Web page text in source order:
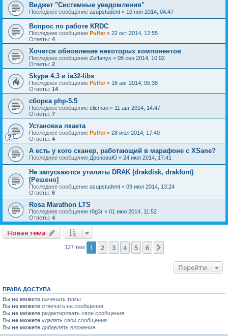
Виджет "Системные уведомления"
Последнее сообщение asupstudent « 10 ноя 2014, 04:47
Вопрос по работе KRDC
Последнее сообщение Pulfer« 22 окт 2014, 12:55
Ответы: 4
Хочется обновление некоторых компонентов
Последнее сообщение Zeffanyx « 08 сен 2014, 10:02
Ответы: 2
Skype 4.3 и ia32-libs
Последнее сообщение Pulfer« 16 авг 2014, 05:38
Ответы: 14
сборка php-5.5
Последнее сообщение clicman « 11 авг 2014, 14:47
Ответы: 7
Установка пкаета
Последнее сообщение Pulfer« 28 июл 2014, 17:40
Ответы: 4
А есть у кого сканер, работающий в марафоне с XSane?
Последнее сообщение ДроноваЮ « 24 июл 2014, 17:41
Не запускаются утилиты DRAK (drakdisk, drakfont)
[Решено]
Последнее сообщение asupstudent « 09 июл 2014, 13:24
Ответы: 6
Rosa Marathon LTS
Последнее сообщение r0g3r « 01 июл 2014, 11:52
Ответы: 4
Новая тема
127 тем 1 2 3 4 5 6
Перейти
ПРАВА ДОСТУПА
Вы не можете начинать темы
Вы не можете отвечать на сообщения
Вы не можете редактировать свои сообщения
Вы не можете удалять свои сообщения
Вы не можете добавлять вложения